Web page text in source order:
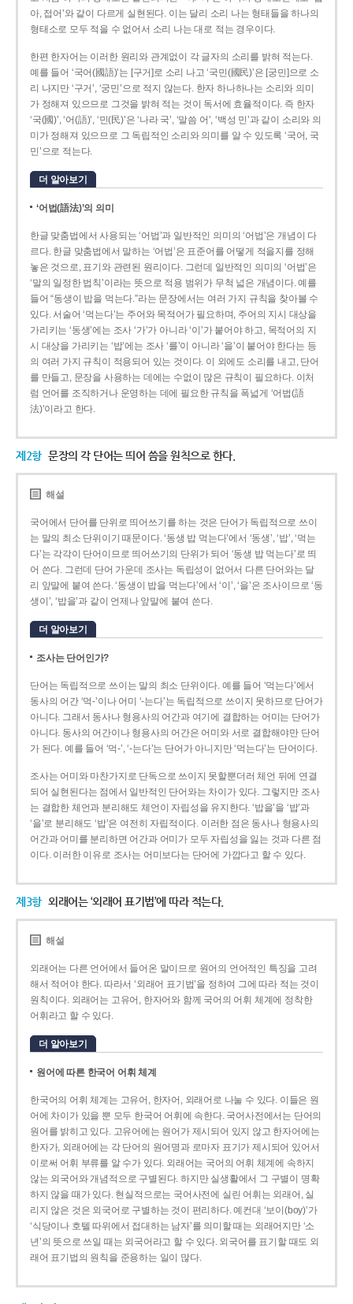
아, 접어’와 같이 다르게 실현된다. 이는 달리 소리 나는 형태들을 하나의
형태소로 모두 적을 수 없어서 소리 나는 대로 적는 경우이다.
한편 한자어는 이러한 원리와 관계없이 각 글자의 소리를 밝혀 적는다.
예를 들어 ‘국어(國語)’는 [구거]로 소리 나고 ‘국민(國民)’은 [궁민]으로 소
리 나지만 ‘구거’, ‘궁민’으로 적지 않는다. 한자 하나하나는 소리와 의미
가 정해져 있으므로 그것을 밝혀 적는 것이 독서에 효율적이다. 즉 한자
‘국(國)’, ‘어(語)’, ‘민(民)’은 ‘나라 국’, ‘말씀 어’, ‘백성 민’과 같이 소리와 의
미가 정해져 있으므로 그 독립적인 소리와 의미를 알 수 있도록 ‘국어, 국
민’으로 적는다.
더 알아보기
‘어법(語法)’의 의미
한글 맞춤법에서 사용되는 ‘어법’과 일반적인 의미의 ‘어법’은 개념이 다
르다. 한글 맞춤법에서 말하는 ‘어법’은 표준어를 어떻게 적을지를 정해
놓은 것으로, 표기와 관련된 원리이다. 그런데 일반적인 의미의 ‘어법’은
‘말의 일정한 법칙’이라는 뜻으로 적용 범위가 무척 넓은 개념이다. 예를
들어 “동생이 밥을 먹는다.”라는 문장에서는 여러 가지 규칙을 찾아볼 수
있다. 서술어 ‘먹는다’는 주어와 목적어가 필요하며, 주어의 지시 대상을
가리키는 ‘동생’에는 조사 ‘가’가 아니라 ‘이’가 붙어야 하고, 목적어의 지
시 대상을 가리키는 ‘밥’에는 조사 ‘를’이 아니라 ‘을’이 붙어야 한다는 등
의 여러 가지 규칙이 적용되어 있는 것이다. 이 외에도 소리를 내고, 단어
를 만들고, 문장을 사용하는 데에는 수없이 많은 규칙이 필요하다. 이처
럼 언어를 조직하거나 운영하는 데에 필요한 규칙을 폭넓게 ‘어법(語
法)’이라고 한다.
제2항 문장의 각 단어는 띄어 씀을 원칙으로 한다.
해설
국어에서 단어를 단위로 띄어쓰기를 하는 것은 단어가 독립적으로 쓰이
는 말의 최소 단위이기 때문이다. ‘동생 밥 먹는다’에서 ‘동생’, ‘밥’, ‘먹는
다’는 각각이 단어이므로 띄어쓰기의 단위가 되어 ‘동생 밥 먹는다’로 띄
어 쓴다. 그런데 단어 가운데 조사는 독립성이 없어서 다른 단어와는 달
리 앞말에 붙여 쓴다. ‘동생이 밥을 먹는다’에서 ‘이’, ‘을’은 조사이므로 ‘동
생이’, ‘밥을’과 같이 언제나 앞말에 붙여 쓴다.
더 알아보기
조사는 단어인가?
단어는 독립적으로 쓰이는 말의 최소 단위이다. 예를 들어 ‘먹는다’에서
동사의 어간 ‘먹-­’이나 어미 ‘­-는다’는 독립적으로 쓰이지 못하므로 단어가
아니다. 그래서 동사나 형용사의 어간과 여기에 결합하는 어미는 단어가
아니다. 동사의 어간이나 형용사의 어간은 어미와 서로 결합해야만 단어
가 된다. 예를 들어 ‘먹-’, ‘-는다’는 단어가 아니지만 ‘먹는다’는 단어이다.
조사는 어미와 마찬가지로 단독으로 쓰이지 못할뿐더러 체언 뒤에 연결
되어 실현된다는 점에서 일반적인 단어와는 차이가 있다. 그렇지만 조사
는 결합한 체언과 분리해도 체언이 자립성을 유지한다. ‘밥을’을 ‘밥’과
‘을’로 분리해도 ‘밥’은 여전히 자립적이다. 이러한 점은 동사나 형용사의
어간과 어미를 분리하면 어간과 어미가 모두 자립성을 잃는 것과 다른 점
이다. 이러한 이유로 조사는 어미보다는 단어에 가깝다고 할 수 있다.
제3항 외래어는 ‘외래어 표기법’에 따라 적는다.
해설
외래어는 다른 언어에서 들어온 말이므로 원어의 언어적인 특징을 고려
해서 적어야 한다. 따라서 ‘외래어 표기법’을 정하여 그에 따라 적는 것이
원칙이다. 외래어는 고유어, 한자어와 함께 국어의 어휘 체계에 정착한
어휘라고 할 수 있다.
더 알아보기
원어에 따른 한국어 어휘 체계
한국어의 어휘 체계는 고유어, 한자어, 외래어로 나눌 수 있다. 이들은 원
어에 차이가 있을 뿐 모두 한국어 어휘에 속한다. 국어사전에서는 단어의
원어를 밝히고 있다. 고유어에는 원어가 제시되어 있지 않고 한자어에는
한자가, 외래어에는 각 단어의 원어명과 로마자 표기가 제시되어 있어서
이로써 어휘 부류를 알 수가 있다. 외래어는 국어의 어휘 체계에 속하지
않는 외국어와 개념적으로 구별된다. 하지만 실생활에서 그 구별이 명확
하지 않을 때가 있다. 현실적으로는 국어사전에 실린 어휘는 외래어, 실
리지 않은 것은 외국어로 구별하는 것이 편리하다. 예컨대 ‘보이(boy)’가
‘식당이나 호텔 따위에서 접대하는 남자’를 의미할 때는 외래어지만 ‘소
년’의 뜻으로 쓰일 때는 외국어라고 할 수 있다. 외국어를 표기할 때도 외
래어 표기법의 원칙을 준용하는 일이 많다.